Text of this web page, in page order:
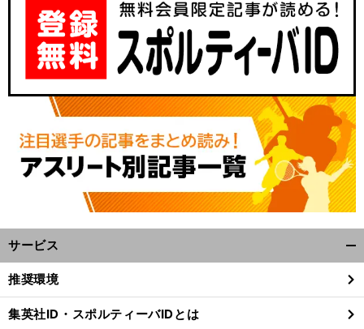
サービス
閉
る
推奨環境
集英社ID・スポルティーバIDとは